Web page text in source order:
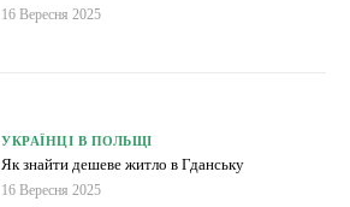
16 Вересня 2025
УКРАЇНЦІ В ПОЛЬЩІ
Як знайти дешеве житло в Гданську
16 Вересня 2025